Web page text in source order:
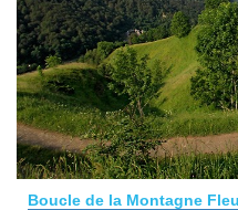
Boucle de la Montagne